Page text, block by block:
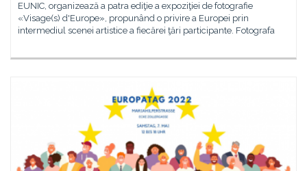
EUNIC, organizează a patra ediţie a expoziţiei de fotografie
«Visage(s) d'Europe», propunând o privire a Europei prin
intermediul scenei artistice a fiecărei ţări participante. Fotografa